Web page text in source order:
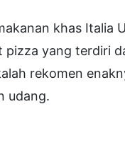
khas Italia
yang terdiri
rekomen
udang.